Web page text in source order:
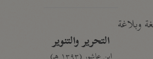
وبلاغة
التحرير والتنوير